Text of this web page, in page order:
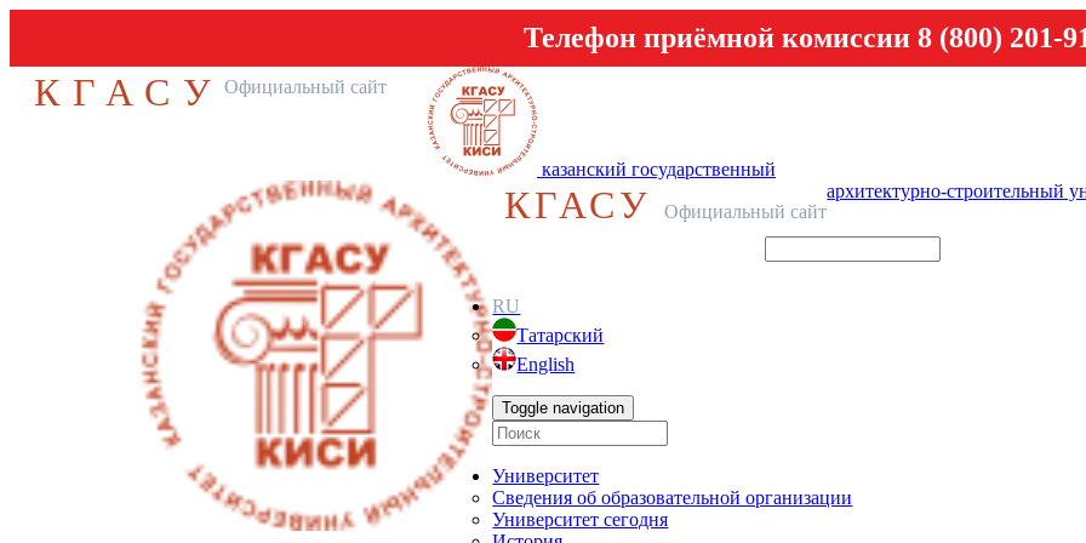
Телефон приёмной комиссии 8 (800) 201-
КГАСУ Официальный сайт
казанский государственный
архитектурно-строительный
КГАСУ Официальный сайт
RU
Татарский
English
Toggle navigation
Университет
Сведения об образовательной организации
Университет сегодня